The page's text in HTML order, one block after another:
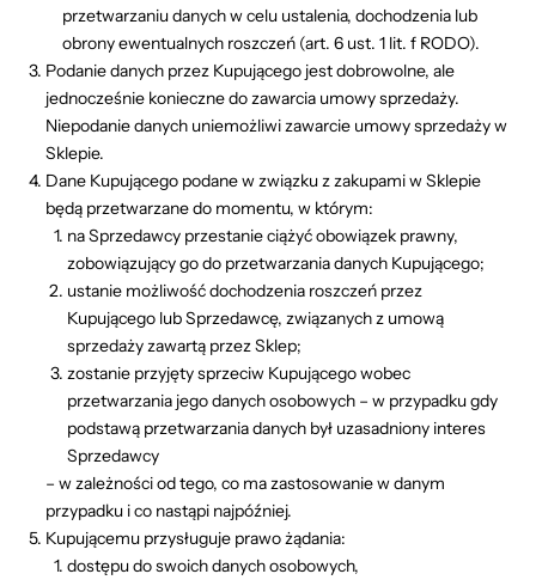
przetwarzaniu danych w celu ustalenia, dochodzenia lub
obrony ewentualnych roszczeń (art. 6 ust. 1 lit. f RODO).
Podanie danych przez Kupującego jest dobrowolne, ale
jednocześnie konieczne do zawarcia umowy sprzedaży.
Niepodanie danych uniemożliwi zawarcie umowy sprzedaży w
Sklepie.
Dane Kupującego podane w związku z zakupami w Sklepie
będą przetwarzane do momentu, w którym:
na Sprzedawcy przestanie ciążyć obowiązek prawny,
zobowiązujący go do przetwarzania danych Kupującego;
ustanie możliwość dochodzenia roszczeń przez
Kupującego lub Sprzedawcę, związanych z umową
sprzedaży zawartą przez Sklep;
zostanie przyjęty sprzeciw Kupującego wobec
przetwarzania jego danych osobowych – w przypadku gdy
podstawą przetwarzania danych był uzasadniony interes
Sprzedawcy
– w zależności od tego, co ma zastosowanie w danym
przypadku i co nastąpi najpóźniej.
Kupującemu przysługuje prawo żądania:
dostępu do swoich danych osobowych,